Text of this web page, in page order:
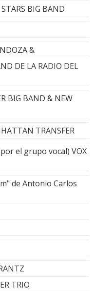
BIG BAND
&
RADIO DEL
BIG BAND & NEW
TRANSFER
el grupo vocal) VOX
de Antonio Carlos
TRIO